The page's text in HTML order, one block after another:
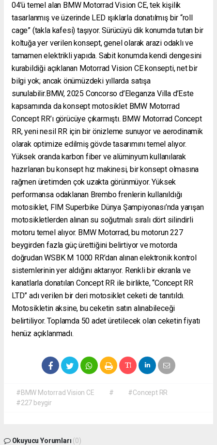
04’ü temel alan BMW Motorrad Vision CE, tek kişilik
tasarlanmış ve üzerinde LED ışıklarla donatılmış bir “roll
cage” (takla kafesi) taşıyor. Sürücüyü dik konumda tutan bir
koltuğa yer verilen konsept, genel olarak arazi odaklı ve
tamamen elektrikli yapıda. Sabit konumda kendi dengesini
kurabildiği açıklanan Motorrad Vision CE konsepti, net bir
bilgi yok; ancak önümüzdeki yıllarda satışa
sunulabilir.BMW, 2025 Concorso d’Eleganza Villa d’Este
kapsamında da konsept motosiklet BMW Motorrad
Concept RR’ı görücüye çıkarmıştı. BMW Motorrad Concept
RR, yeni nesil RR için bir önizleme sunuyor ve aerodinamik
olarak optimize edilmiş gövde tasarımını temel alıyor.
Yüksek oranda karbon fiber ve alüminyum kullanılarak
hazırlanan bu konsept hız makinesi, bir konsept olmasına
rağmen üretimden çok uzakta görünmüyor. Yüksek
performansa odaklanan Brembo frenlerin kullanıldığı
motosiklet, FIM Superbike Dünya Şampiyonası’nda yarışan
motosikletlerden alınan su soğutmalı sıralı dört silindirli
motoru temel alıyor. BMW Motorrad, bu motorun 227
beygirden fazla güç ürettiğini belirtiyor ve motorda
doğrudan WSBK M 1000 RR’dan alınan elektronik kontrol
sistemlerinin yer aldığını aktarıyor. Renkli bir ekranla ve
kanatlarla donatılan Concept RR ile birlikte, “Concept RR
LTD” adı verilen bir deri motosiklet ceketi de tanıtıldı.
Motosikletin aksine, bu ceketin satın alınabileceği
belirtiliyor. Toplamda 50 adet üretilecek olan ceketin fiyatı
henüz açıklanmadı.
#BMW Motorrad Vision CE #
#Concept RR
#227 beygir
Okuyucu Yorumları (0)